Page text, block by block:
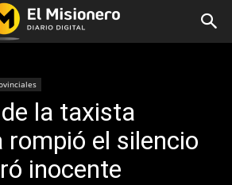
la taxista
rompió el silencio
inocente